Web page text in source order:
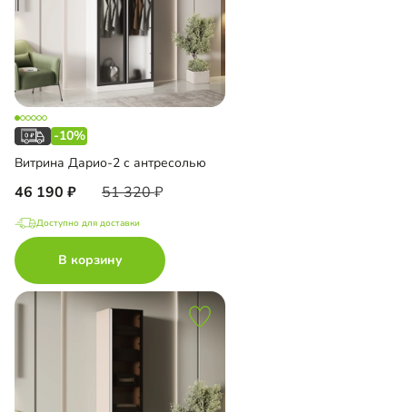
-10%
Витрина Дарио-2 с антресолью
46 190 51 320
Доступно для доставки
В корзину